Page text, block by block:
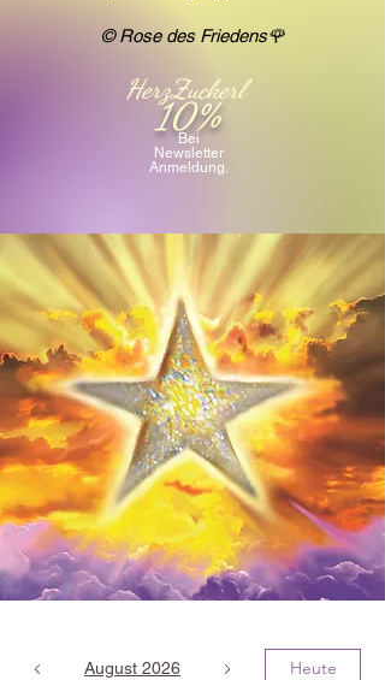
© Rose des Friedens🌹
10%
HerzZuckerl
Bei
Newsletter
Anmeldung.
August 2026 Heute